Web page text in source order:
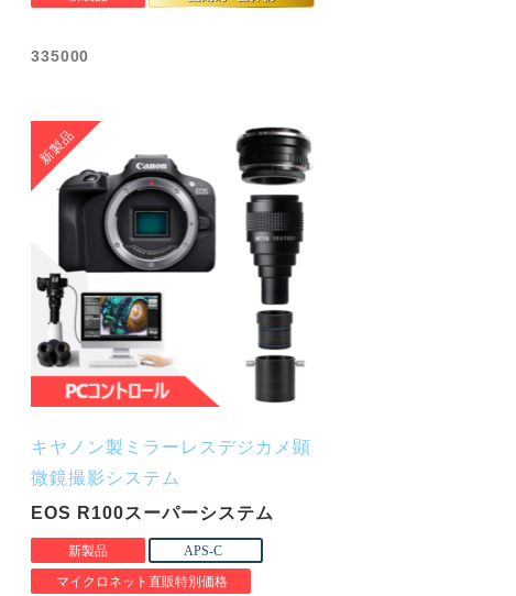
335000
キヤノン製ミラーレスデジカメ顕
微鏡撮影システム
EOS R100スーパーシステム